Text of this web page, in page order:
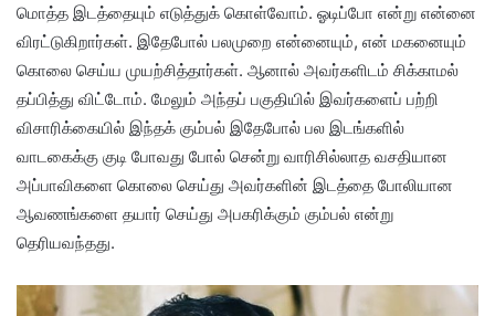
மொத்த இடத்தையும் எடுத்துக் கொள்வோம். ஓடிப்போ என்று என்னை
விரட்டுகிறார்கள். இதேபோல் பலமுறை என்னையும், என் மகனையும்
கொலை செய்ய முயற்சித்தார்கள். ஆனால் அவர்களிடம் சிக்காமல்
தப்பித்து விட்டோம். மேலும் அந்தப் பகுதியில் இவர்களைப் பற்றி
விசாரிக்கையில் இந்தக் கும்பல் இதேபோல் பல இடங்களில்
வாடகைக்கு குடி போவது போல் சென்று வாரிசில்லாத வசதியான
அப்பாவிகளை கொலை செய்து அவர்களின் இடத்தை போலியான
ஆவணங்களை தயார் செய்து அபகரிக்கும் கும்பல் என்று
தெரியவந்தது.